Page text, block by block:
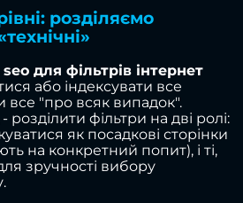
розділяємо
seo для фільтрів інтернет
або індексувати все
все "про всяк випадок".
розділити фільтри на дві ролі:
як посадкові сторінки
на конкретний попит), і ті,
зручності вибору